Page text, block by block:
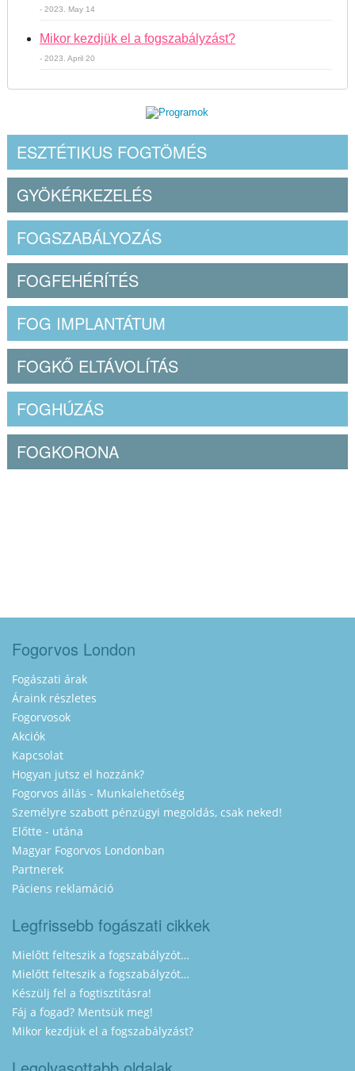
- 2023. May 14
Mikor kezdjük el a fogszabályzást?
- 2023. April 20
ESZTÉTIKUS FOGTÖMÉS
GYÖKÉRKEZELÉS
FOGSZABÁLYOZÁS
FOGFEHÉRÍTÉS
FOG IMPLANTÁTUM
FOGKŐ ELTÁVOLÍTÁS
FOGHÚZÁS
FOGKORONA
Fogorvos London
Fogászati árak
Áraink részletes
Fogorvosok
Akciók
Kapcsolat
Hogyan jutsz el hozzánk?
Fogorvos állás - Munkalehetőség
Személyre szabott pénzügyi megoldás, csak neked!
Előtte - utána
Magyar Fogorvos Londonban
Partnerek
Páciens reklamáció
Legfrissebb fogászati cikkek
Mielőtt felteszik a fogszabályzót…
Mielőtt felteszik a fogszabályzót…
Készülj fel a fogtisztításra!
Fáj a fogad? Mentsük meg!
Mikor kezdjük el a fogszabályzást?